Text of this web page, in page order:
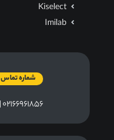
Kiselect
Imilab
شماره تماس
۰۲۱۶۶۹۶۱۸۵۶ | ۰۲۱۶۶۴۶۱۷۸۸